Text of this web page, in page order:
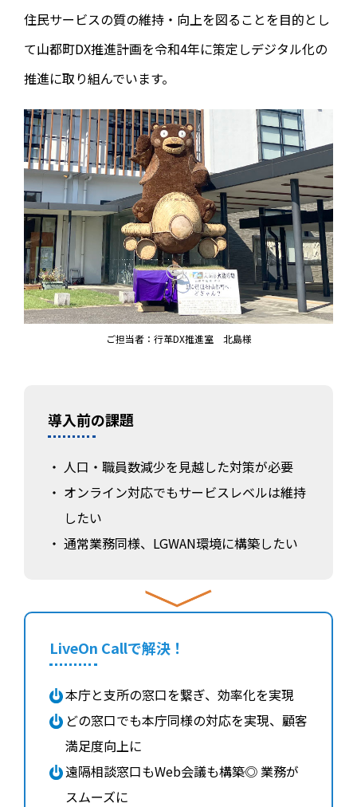
住民サービスの質の維持・向上を図ることを目的とし
て山都町DX推進計画を令和4年に策定しデジタル化の
推進に取り組んでいます。
ご担当者：行革DX推進室 北島様
導入前の課題
人口・職員数減少を見越した対策が必要
オンライン対応でもサービスレベルは維持
したい
通常業務同様、LGWAN環境に構築したい
LiveOn Callで解決！
本庁と支所の窓口を繋ぎ、効率化を実現
どの窓口でも本庁同様の対応を実現、顧客
満足度向上に
遠隔相談窓口もWeb会議も構築◎ 業務が
スムーズに